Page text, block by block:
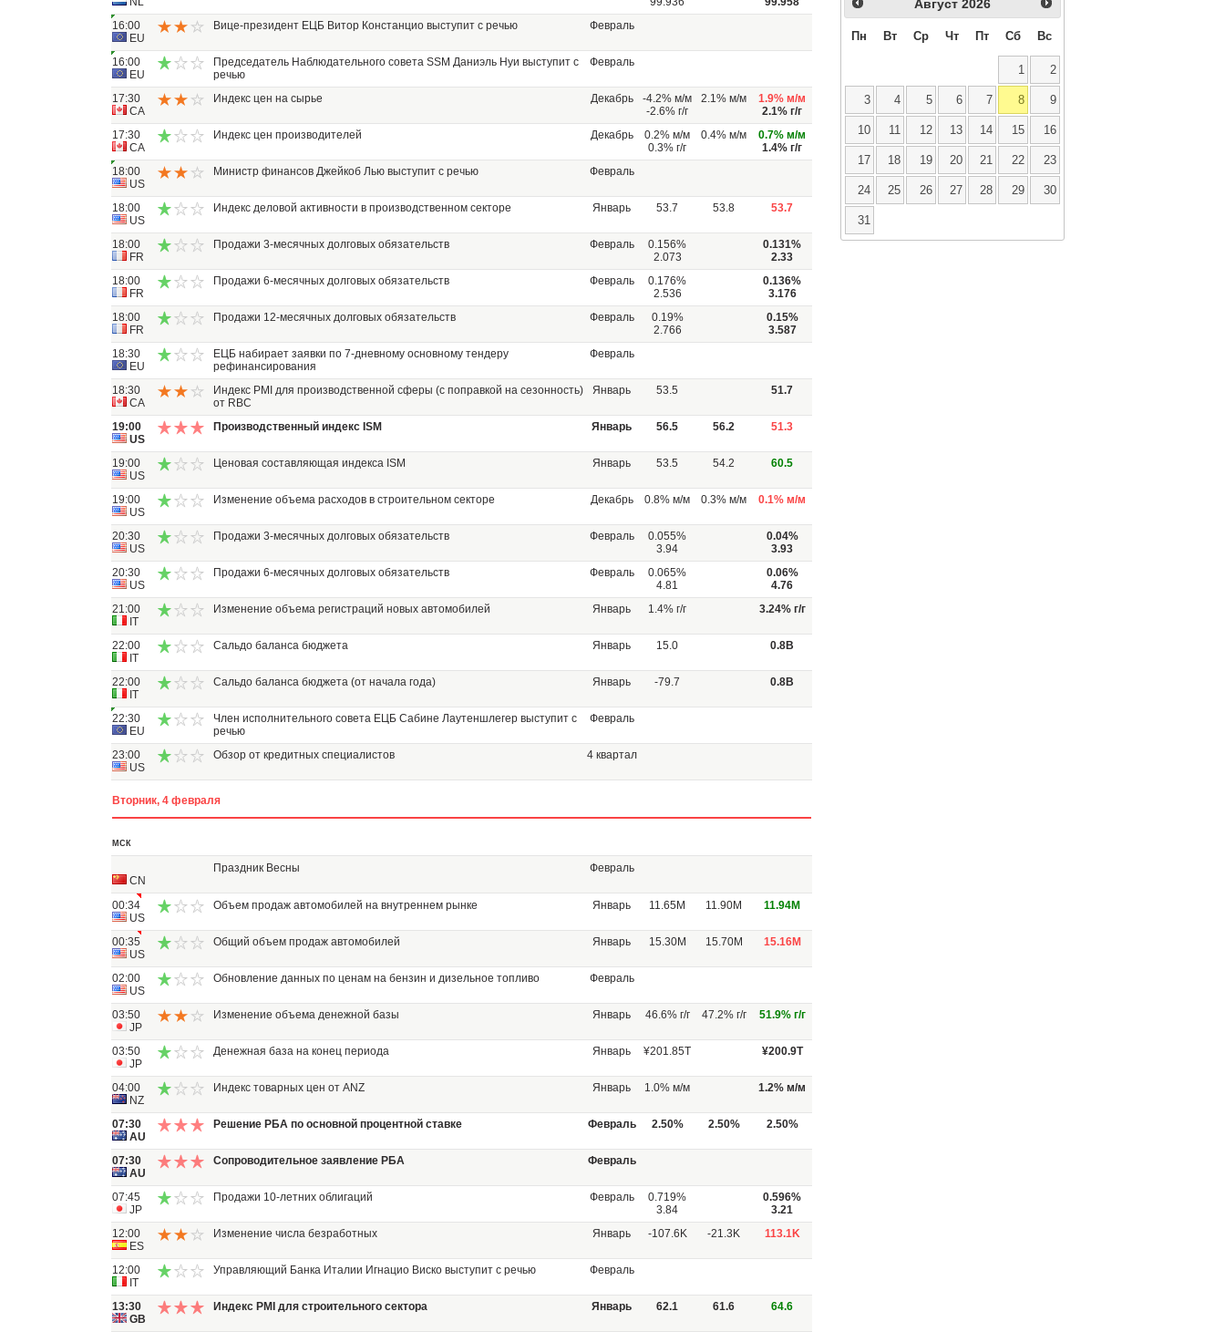
16:00
EU
Вице-президент ЕЦБ Витор Констанцио выступит с речью Февраль
16:00
EU
Председатель Наблюдательного совета SSM Даниэль Нуи выступит с
речью
Февраль
17:30
CA
Индекс цен на сырье Декабрь
-4.2% м/м
-2.6% г/г
2.1% м/м
1.9% м/м
2.1% г/г
17:30
CA
Индекс цен производителей Декабрь
0.2% м/м
0.3% г/г
0.4% м/м
0.7% м/м
1.4% г/г
18:00
US
Министр финансов Джейкоб Лью выступит c речью Февраль
18:00
US
Индекс деловой активности в производственном секторе Январь 53.7 53.8 53.7
18:00
FR
Продажи 3-месячных долговых обязательств Февраль
0.156%
2.073
0.131%
2.33
18:00
FR
Продажи 6-месячных долговых обязательств Февраль
0.176%
2.536
0.136%
3.176
18:00
FR
Продажи 12-месячных долговых обязательств Февраль
0.19%
2.766
0.15%
3.587
18:30
EU
ЕЦБ набирает заявки по 7-дневному основному тендеру
рефинансирования
Февраль
18:30
CA
Индекс PMI для производственной сферы (с поправкой на сезонность)
от RBC
Январь 53.5 51.7
19:00
US
Производственный индекс ISM Январь 56.5 56.2 51.3
19:00
US
Ценовая составляющая индекса ISM Январь 53.5 54.2 60.5
19:00
US
Изменение объема расходов в строительном секторе Декабрь 0.8% м/м 0.3% м/м 0.1% м/м
20:30
US
Продажи 3-месячных долговых обязательств Февраль
0.055%
3.94
0.04%
3.93
20:30
US
Продажи 6-месячных долговых обязательств Февраль
0.065%
4.81
0.06%
4.76
21:00
IT
Изменение объема регистраций новых автомобилей Январь 1.4% г/г 3.24% г/г
22:00
IT
Сальдо баланса бюджета Январь 15.0 0.8B
22:00
IT
Сальдо баланса бюджета (от начала года) Январь -79.7 0.8B
22:30
EU
Член исполнительного совета ЕЦБ Сабине Лаутеншлегер выступит с
речью
Февраль
23:00
US
Обзор от кредитных специалистов 4 квартал
Вторник, 4 февраля
МСК
CN
Праздник Весны Февраль
00:34
US
Объем продаж автомобилей на внутреннем рынке Январь 11.65M 11.90M 11.94M
00:35
US
Общий объем продаж автомобилей Январь 15.30M 15.70M 15.16M
02:00
US
Обновление данных по ценам на бензин и дизельное топливо Февраль
03:50
JP
Изменение объема денежной базы Январь 46.6% г/г 47.2% г/г 51.9% г/г
03:50
JP
Денежная база на конец периода Январь ¥201.85T ¥200.9T
04:00
NZ
Индекс товарных цен от ANZ Январь 1.0% м/м 1.2% м/м
07:30
AU
Решение РБА по основной процентной ставке Февраль 2.50% 2.50% 2.50%
07:30
AU
Сопроводительное заявление РБА Февраль
07:45
JP
Продажи 10-летних облигаций Февраль
0.719%
3.84
0.596%
3.21
12:00
ES
Изменение числа безработных Январь -107.6K -21.3K 113.1K
12:00
IT
Управляющий Банка Италии Игнацио Виско выступит с речью Февраль
13:30
GB
Индекс PMI для строительного сектора Январь 62.1 61.6 64.6
Август 2026
Пн Вт Ср Чт Пт Сб Вс
1 2
3 4 5 6 7 8 9
10 11 12 13 14 15 16
17 18 19 20 21 22 23
24 25 26 27 28 29 30
31